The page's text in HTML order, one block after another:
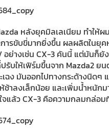
หลังยุคมิลเลเนียม ทำให้
ารขับขี่มากยิ่งขึ้น ผลผลิตในยุค
อย่างเช่น CX-3 คันนี้ แต่มันก็
รับให้เฟิร์มขึ้นจาก Mazda2 ยน
เฉง มันออกไปทางกระด้างนิด
ช้าลงเล็กน้อย และเพิ่มน้ำหนัก
แล้ว CX-3 คือความกลมกล่อม